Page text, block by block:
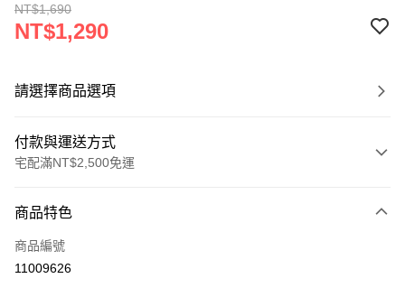
NT$1,690
NT$1,290
請選擇商品選項
付款與運送方式
宅配滿NT$2,500免運
信用卡一次付款
LINE Pay
商品特色
商品編號
11009626